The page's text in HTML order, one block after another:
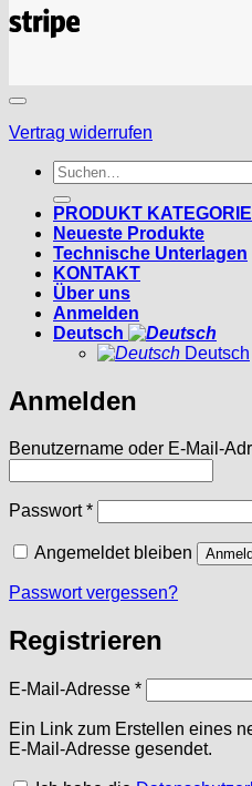
Stripe
Vertrag widerrufen
Suchen
nach:
PRODUKT
Neueste Produkte
Technische Unterlagen
KONTAKT
Über uns
Anmelden
Deutsch
Deutsch
Anmelden
Benutzername oder E-Mail-
Passwort*Erforderlich
Angemeldet bleiben
Passwort vergessen?
Registrieren
E-Mail-Adresse *Erforderlich
Ein Link zum Erstellen eines
E-Mail-Adresse gesendet.